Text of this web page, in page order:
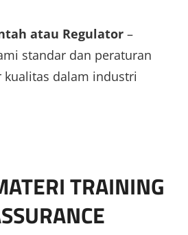
atau Regulator–
standar dan peraturan
kualitas dalam industri
TRAINING